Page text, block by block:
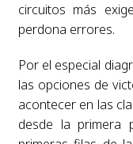
circuitos más
perdona errores.
Por el especial
las opciones de
acontecer en las
desde la primera